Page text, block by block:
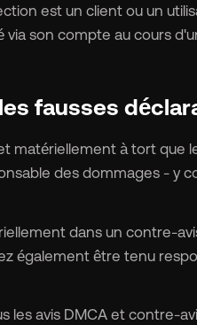
est un client ou un
son compte au cours
fausses
matériellement à tort
des dommages - y
dans un contre-
également être tenu
avis DMCA et contre-